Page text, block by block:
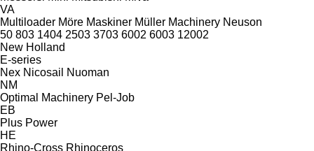
VA
Multiloader Möre Maskiner Müller Machinery Neuson
50 803 1404 2503 3703 6002 6003 12002
New Holland
E-series
Nex Nicosail
Nuoman
NM
Optimal Machinery Pel-Job
EB
Plus Power
HE
Rhino-Cross Rhinoceros